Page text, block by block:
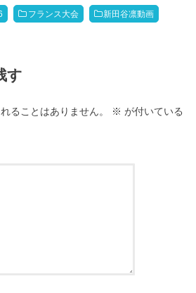
フランス大会 新田谷凛動画
す
ることはありません。 ※ が付いている